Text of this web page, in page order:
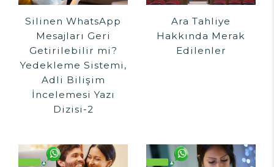
Silinen WhatsApp
Mesajları Geri
Getirilebilir mi?
Yedekleme Sistemi,
Adli Bilişim
İncelemesi Yazı
Dizisi-2
Ara Tahliye
Hakkında Merak
Edilenler